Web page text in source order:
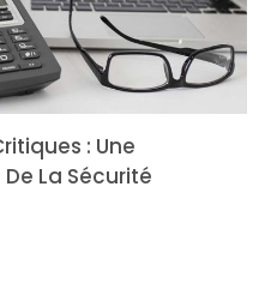
: Une
La Sécurité